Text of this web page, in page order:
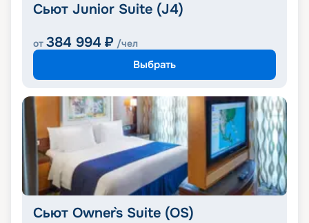
Сьют Junior Suite (J4)
от 384 994 ₽ /чел
Выбрать
Сьют Owner`s Suite (OS)